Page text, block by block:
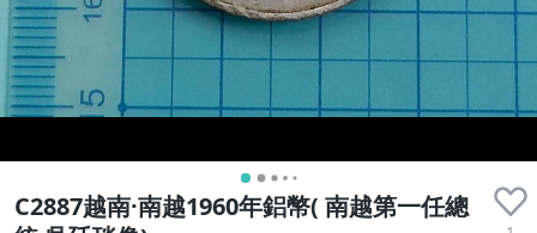
C2887越南·南越1960年鋁幣( 南越第一任總